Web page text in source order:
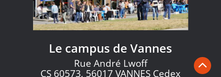
Le campus de Vannes
Rue André Lwoff
CS 60573, 56017 VANNES Cedex